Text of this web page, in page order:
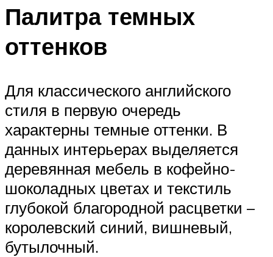
Палитра темных
оттенков
Для классического английского
стиля в первую очередь
характерны темные оттенки. В
данных интерьерах выделяется
деревянная мебель в кофейно-
шоколадных цветах и текстиль
глубокой благородной расцветки –
королевский синий, вишневый,
бутылочный.